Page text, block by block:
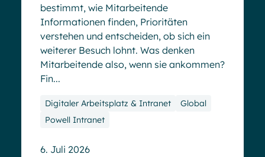
bestimmt, wie Mitarbeitende
Informationen finden, Prioritäten
verstehen und entscheiden, ob sich ein
weiterer Besuch lohnt. Was denken
Mitarbeitende also, wenn sie ankommen?
Fin...
Digitaler Arbeitsplatz & Intranet
Global
Powell Intranet
6. Juli 2026